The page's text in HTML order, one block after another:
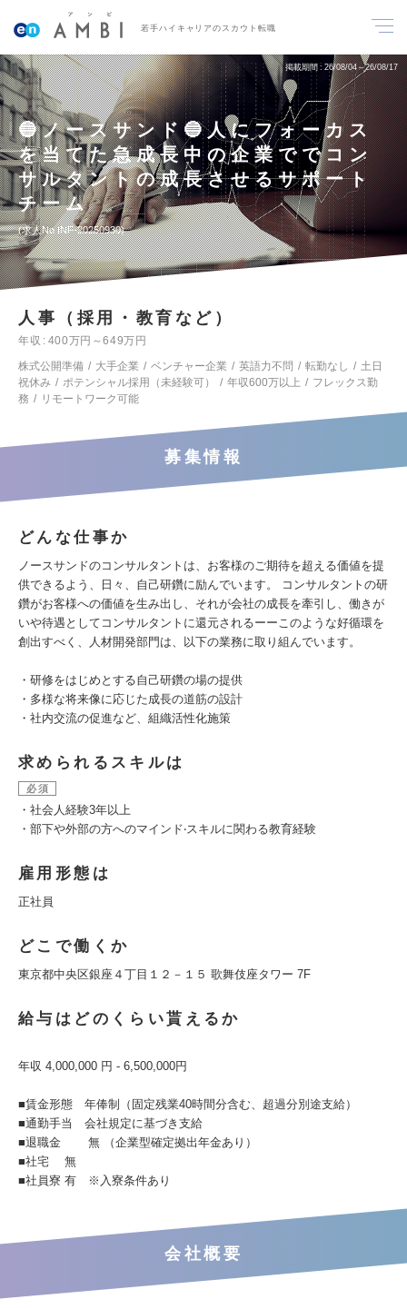
若手ハイキャリアのスカウト転職
掲載期間 26/08/04～26/08/17
🔵ノースサンド🔵人にフォーカス
を当てた急成長中の企業ででコン
サルタントの成長させるサポート
チーム
求人No.INF-20250930
人事（採用・教育など）
年収
400万円～649万円
株式公開準備
大手企業 ベンチャー企業 英語力不問 転勤なし
土日
祝休み
ポテンシャル採用（未経験可） 年収600万以上
フレックス勤
務
リモートワーク可能
募集情報
どんな仕事か
ノースサンドのコンサルタントは、お客様のご期待を超える価値を提
供できるよう、⽇々、⾃⼰研鑽に励んでいます。 コンサルタントの研
鑽がお客様への価値を⽣み出し、それが会社の成⻑を牽引し、働きが
いや待遇としてコンサルタントに還元されるーーこのような好循環を
創出すべく、人材開発部門は、以下の業務に取り組んでいます。
・研修をはじめとする⾃⼰研鑽の場の提供
・多様な将来像に応じた成⻑の道筋の設計
・社内交流の促進など、組織活性化施策
求められるスキルは
必須
・社会人経験3年以上
・部下や外部の方へのマインド‧スキルに関わる教育経験
雇用形態は
正社員
どこで働くか
東京都中央区銀座４丁目１２－１５ 歌舞伎座タワー 7F
給与はどのくらい貰えるか
年収 4,000,000 円 - 6,500,000円
■賃金形態 年俸制（固定残業40時間分含む、超過分別途支給）
■通勤手当 会社規定に基づき支給
■退職金 無 （企業型確定拠出年金あり）
■社宅 無
■社員寮 有 ※入寮条件あり
会社概要